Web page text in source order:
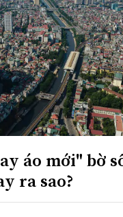
áo mới" bờ
ra sao?